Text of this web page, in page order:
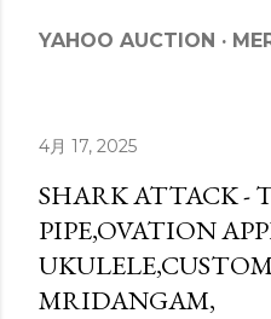
YAHOO AUCTION
4月 17, 2025
SHARK ATTACK -
PIPE,OVATION
MRIDANGAM,